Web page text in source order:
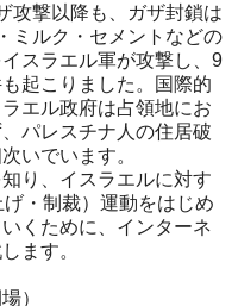
攻撃以降も、ガザ封鎖は
ミルク・セメントなどの
スラエル軍が攻撃し、9
起こりました。国際的
エル政府は占領地にお
パレスチナ人の住居破
いでいます。
り、イスラエルに対す
・制裁）運動をはじめ
くために、インターネ
ます。
）